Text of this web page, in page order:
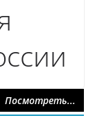
Посмотреть...